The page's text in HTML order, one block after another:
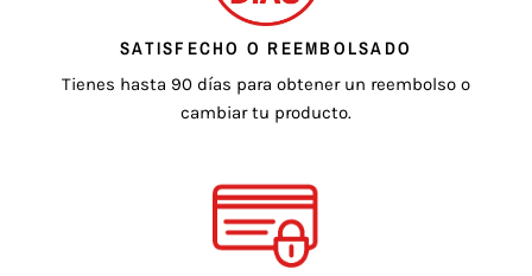
SATISFECHO O REEMBOLSADO
Tienes hasta 90 días para obtener un reembolso o
cambiar tu producto.